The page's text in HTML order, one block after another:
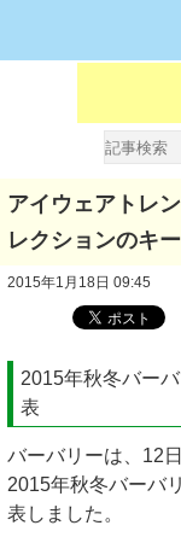
アイウェアトレ
レクションのキ
2015年1月18日 09:45
2015年秋冬バー
表
バーバリーは、12
2015年秋冬バーバ
表しました。